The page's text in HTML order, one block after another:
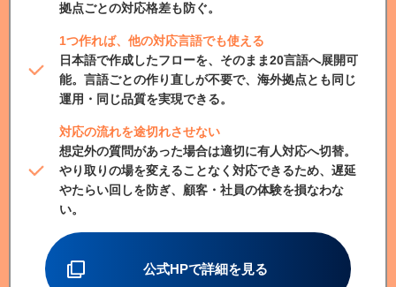
拠点ごとの対応格差も防ぐ。
1つ作れば、他の対応言語でも使える
日本語で作成したフローを、そのまま20言語へ展開可
能。言語ごとの作り直しが不要で、海外拠点とも同じ
運用・同じ品質を実現できる。
対応の流れを途切れさせない
想定外の質問があった場合は適切に有人対応へ切替。
やり取りの場を変えることなく対応できるため、遅延
やたらい回しを防ぎ、顧客・社員の体験を損なわな
い。
公式HPで詳細を見る